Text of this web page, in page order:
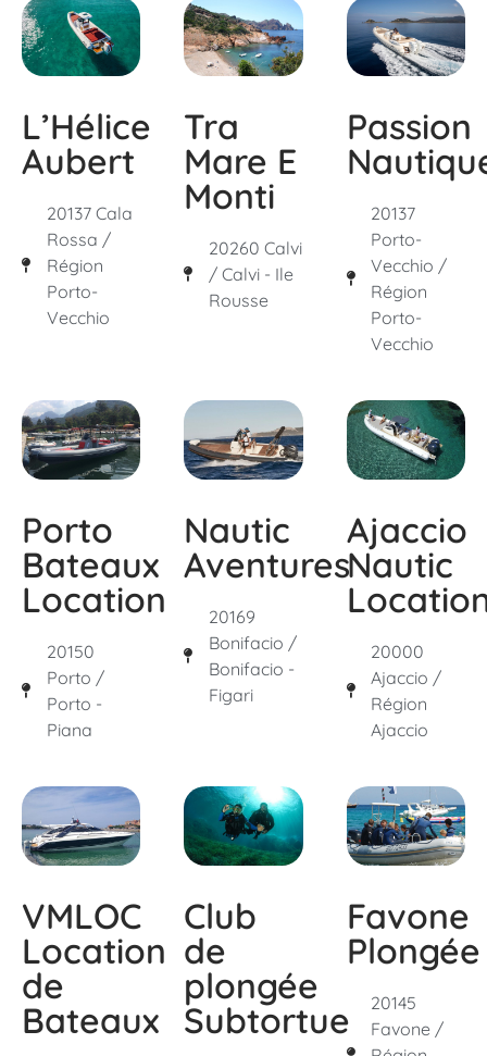
L’Hélice
Aubert
20137 Cala
Rossa /
Région
Porto-
Vecchio
Tra
Mare E
Monti
20260 Calvi
/ Calvi - Ile
Rousse
Passion
20137
Porto-
Vecchio /
Région
Porto-
Vecchio
Porto
Bateaux
Location
20150
Porto /
Porto -
Piana
Nautic
Aventures
20169
Bonifacio /
Bonifacio -
Figari
Ajaccio
Nautic
20000
Ajaccio /
Région
Ajaccio
VMLOC
Location
de
Bateaux
Club
de
plongée
Subtortue
Favone
Plongée
20145
Favone /